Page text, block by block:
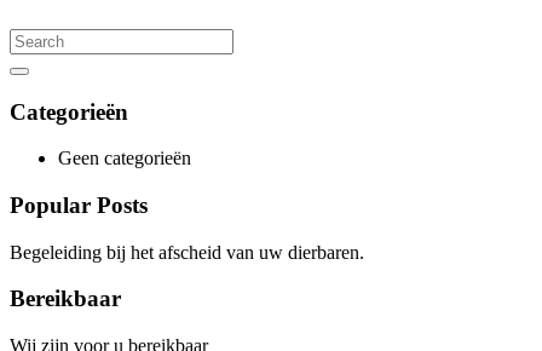
Search
for:
Search
Categorieën
Geen categorieën
Popular Posts
Begeleiding bij het afscheid van uw dierbaren.
Bereikbaar
Wij zijn voor u bereikbaar